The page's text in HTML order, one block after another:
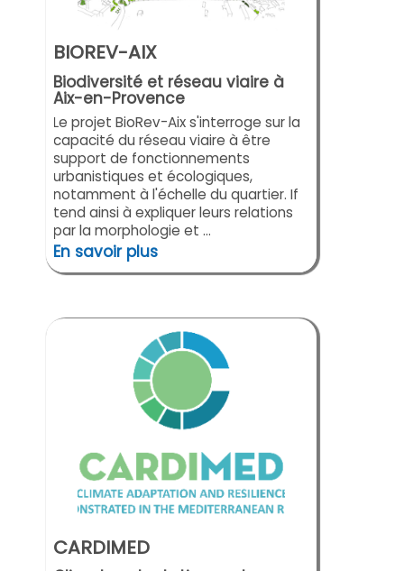
BIOREV-AIX
Biodiversité et réseau viaire à
Aix-en-Provence
Le projet BioRev-Aix s'interroge sur la
capacité du réseau viaire à être
support de fonctionnements
urbanistiques et écologiques,
notamment à l'échelle du quartier. If
tend ainsi à expliquer leurs relations
par la morphologie et ...
En savoir plus
CARDIMED